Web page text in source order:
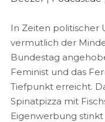
RSS FEED
EMBED
In Zeiten politischer
vermutlich der
Bundestag
Feminist und das
Tiefpunkt erreicht.
Spinatpizza mit
Eigenwerbung